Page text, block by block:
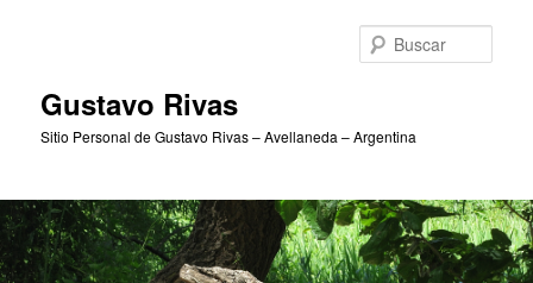
Gustavo Rivas
Sitio Personal de Gustavo Rivas – Avellaneda – Argentina